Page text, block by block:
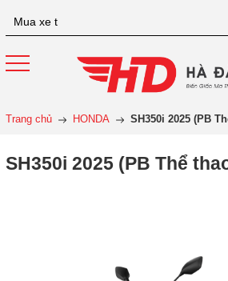
Trang chủ HONDA SH350i 2025 (PB
SH350i 2025 (PB Thể